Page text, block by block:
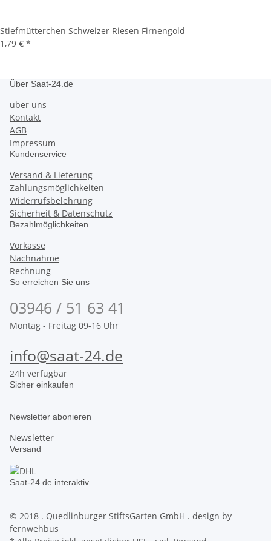
Stiefmütterchen Schweizer Riesen Firnengold
1,79 € *
Über Saat-24.de
über uns
Kontakt
AGB
Impressum
Kundenservice
Versand & Lieferung
Zahlungsmöglichkeiten
Widerrufsbelehrung
Sicherheit & Datenschutz
Bezahlmöglichkeiten
Vorkasse
Nachnahme
Rechnung
So erreichen Sie uns
03946 / 51 63 41
Montag - Freitag 09-16 Uhr
info@saat-24.de
24h verfügbar
Sicher einkaufen
Newsletter abonieren
Newsletter
Versand
Saat-24.de interaktiv
© 2018 . Quedlinburger StiftsGarten GmbH . design by
fernwehbus